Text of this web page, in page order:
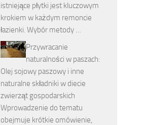
istniejące płytki jest kluczowym
krokiem w każdym remoncie
łazienki. Wybór metody …
Przywracanie
naturalności w paszach:
Olej sojowy paszowy i inne
naturalne składniki w diecie
zwierząt gospodarskich
Wprowadzenie do tematu
obejmuje krótkie omówienie,